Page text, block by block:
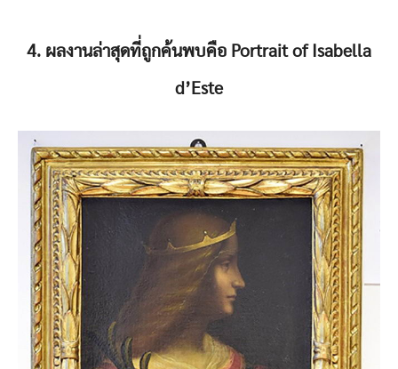
4. ผลงานล่าสุดที่ถูกค้นพบคือ Portrait of Isabella
d’Este